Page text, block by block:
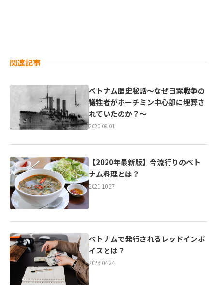
関連記事
ベトナム歴史秘話～なぜ日露戦争の
犠牲者がホーチミン中心部に埋葬さ
れていたのか？～
2020.09.01
【2020年最新版】今流行りのベト
ナム料理とは？
2021.10.27
ベトナムで発行されるレッドインボ
イスとは？
2023.04.24